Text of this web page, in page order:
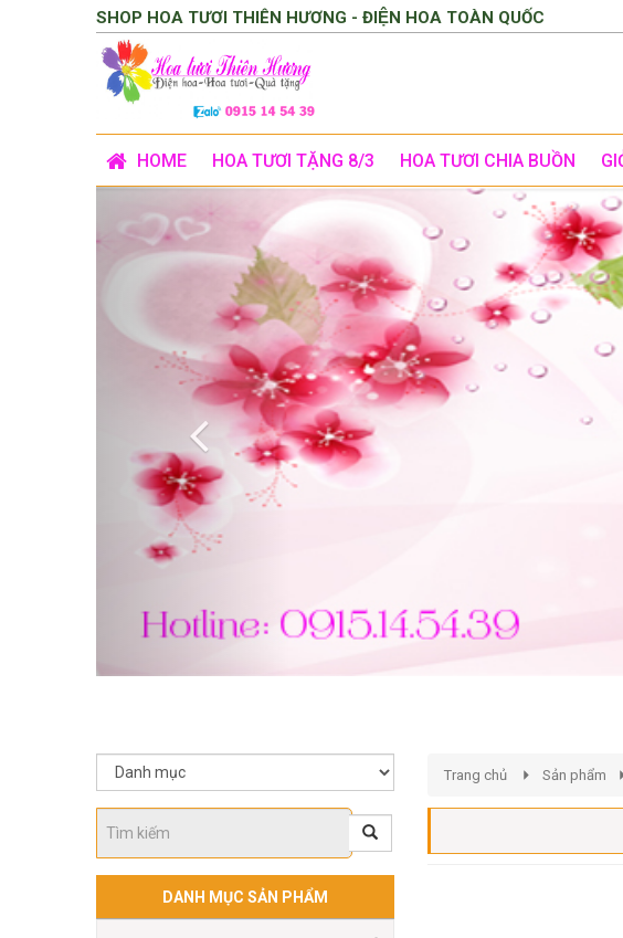
SHOP HOA TƯƠI THIÊN HƯƠNG - ĐIỆN HOA TOÀN QUỐC
HOME HOA TƯƠI TẶNG 8/3 HOA TƯƠI CHIA BUỒN
Previous
DANH MỤC SẢN PHẨM
Trang chủ Sản phẩm